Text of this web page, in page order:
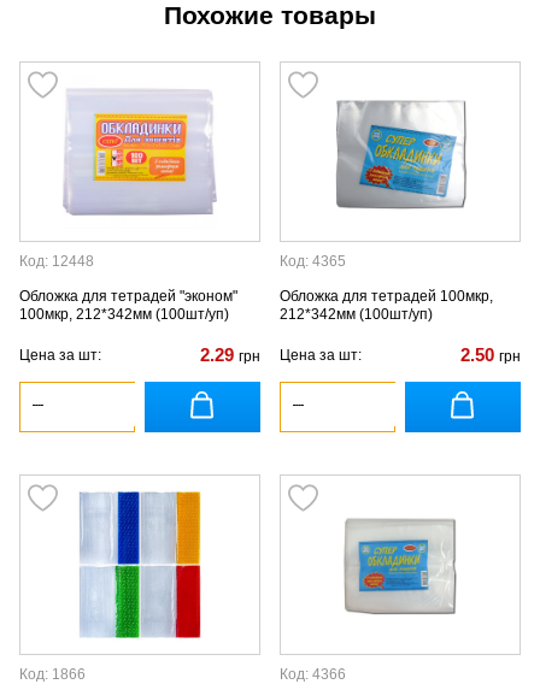
Похожие товары
Код: 12448
Обложка для тетрадей "эконом"
100мкр, 212*342мм (100шт/уп)
Цена за шт: 2.29 грн
Код: 4365
Обложка для тетрадей 100мкр,
212*342мм (100шт/уп)
Цена за шт: 2.50 грн
Код: 1866
Код: 4366